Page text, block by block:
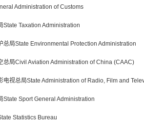
Administration of Customs
Taxation Administration
局State Environmental Protection Administration
局Civil Aviation Administration of China (CAAC)
视总局State Administration of Radio, Film and
Sport General Administration
Statistics Bureau